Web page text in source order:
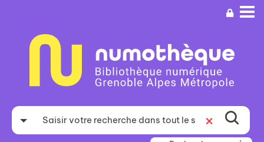
recherche